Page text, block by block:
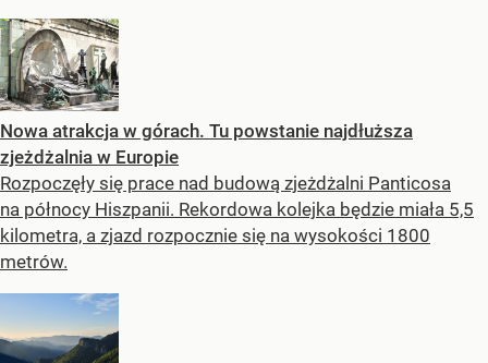
Nowa atrakcja w górach. Tu powstanie najdłuższa
zjeżdżalnia w Europie
Rozpoczęły się prace nad budową zjeżdżalni Panticosa
na północy Hiszpanii. Rekordowa kolejka będzie miała 5,5
kilometra, a zjazd rozpocznie się na wysokości 1800
metrów.